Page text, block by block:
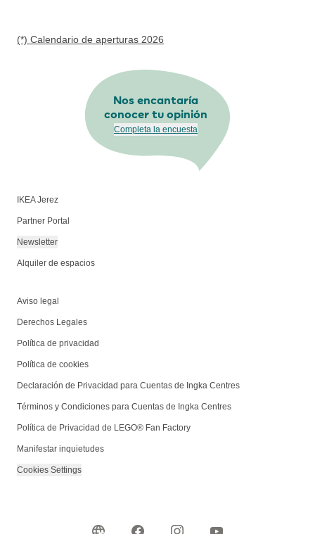
(*) Calendario de aperturas 2026
Nos encantaría
conocer tu opinión
Completa la encuesta
IKEA Jerez
Partner Portal
Newsletter
Alquiler de espacios
Aviso legal
Derechos Legales
Política de privacidad
Política de cookies
Declaración de Privacidad para Cuentas de Ingka Centres
Términos y Condiciones para Cuentas de Ingka Centres
Política de Privacidad de LEGO® Fan Factory
Manifestar inquietudes
Cookies Settings